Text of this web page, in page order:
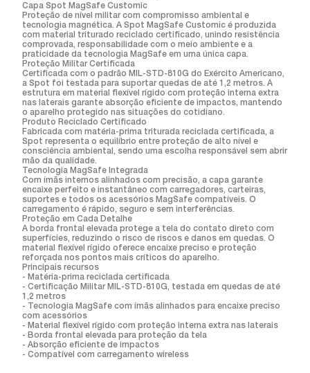
Capa Spot MagSafe Customic
Proteção de nível militar com compromisso ambiental e
tecnologia magnética. A Spot MagSafe Customic é produzida
com material triturado reciclado certificado, unindo resistência
comprovada, responsabilidade com o meio ambiente e a
praticidade da tecnologia MagSafe em uma única capa.
Proteção Militar Certificada
Certificada com o padrão MIL-STD-810G do Exército Americano,
a Spot foi testada para suportar quedas de até 1,2 metros. A
estrutura em material flexível rígido com proteção interna extra
nas laterais garante absorção eficiente de impactos, mantendo
o aparelho protegido nas situações do cotidiano.
Produto Reciclado Certificado
Fabricada com matéria-prima triturada reciclada certificada, a
Spot representa o equilíbrio entre proteção de alto nível e
consciência ambiental, sendo uma escolha responsável sem abrir
mão da qualidade.
Tecnologia MagSafe Integrada
Com ímãs internos alinhados com precisão, a capa garante
encaixe perfeito e instantâneo com carregadores, carteiras,
suportes e todos os acessórios MagSafe compatíveis. O
carregamento é rápido, seguro e sem interferências.
Proteção em Cada Detalhe
A borda frontal elevada protege a tela do contato direto com
superfícies, reduzindo o risco de riscos e danos em quedas. O
material flexível rígido oferece encaixe preciso e proteção
reforçada nos pontos mais críticos do aparelho.
Principais recursos
- Matéria-prima reciclada certificada
- Certificação Militar MIL-STD-810G, testada em quedas de até
1,2 metros
- Tecnologia MagSafe com ímãs alinhados para encaixe preciso
com acessórios
- Material flexível rígido com proteção interna extra nas laterais
- Borda frontal elevada para proteção da tela
- Absorção eficiente de impactos
- Compatível com carregamento wireless